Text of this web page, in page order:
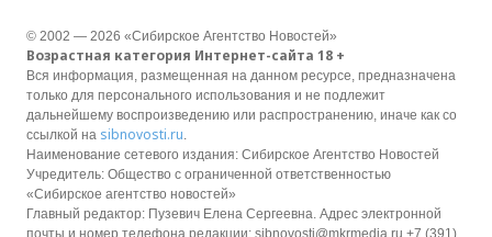
© 2002 — 2026 «Сибирское Агентство Новостей»
Возрастная категория Интернет-сайта 18 +
Вся информация, размещенная на данном ресурсе, предназначена
только для персонального использования и не подлежит
дальнейшему воспроизведению или распространению, иначе как со
ссылкой на sibnovosti.ru
Наименование сетевого издания: Сибирское Агентство Новостей
Учредитель: Общество с ограниченной ответственностью
«Сибирское агентство новостей»
Главный редактор: Пузевич Елена Сергеевна. Адрес электронной
почты и номер телефона редакции: sibnovosti@mkrmedia.ru +7 (391)